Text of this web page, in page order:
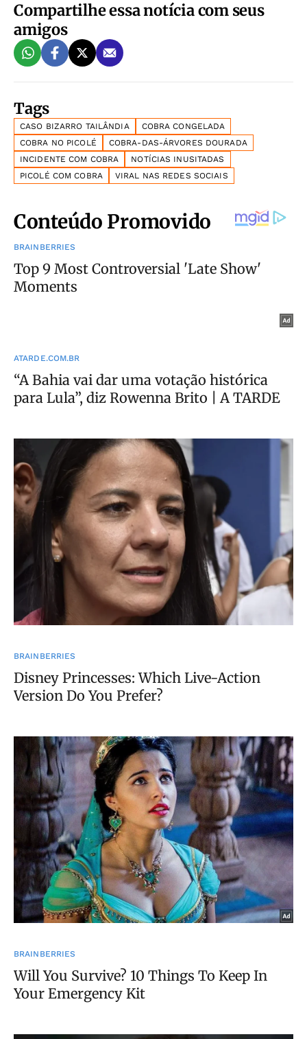
Compartilhe essa notícia com seus
amigos
Tags
CASO BIZARRO TAILÂNDIA
COBRA CONGELADA
COBRA NO PICOLÉ
COBRA-DAS-ÁRVORES DOURADA
INCIDENTE COM COBRA
NOTÍCIAS INUSITADAS
PICOLÉ COM COBRA
VIRAL NAS REDES SOCIAIS